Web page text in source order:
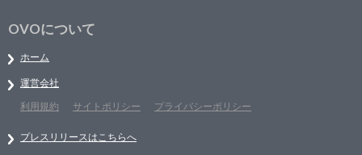
OVOについて
ホーム
運営会社
利用規約
サイトポリシー プライバシーポリシー
プレスリリースはこちらへ